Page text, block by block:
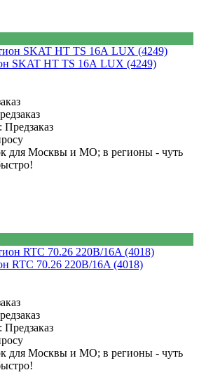
SKAT HT TS 16А LUX (4249)
Предзаказ
для Москвы и МО; в регионы - чуть
RTC 70.26 220В/16A (4018)
Предзаказ
для Москвы и МО; в регионы - чуть